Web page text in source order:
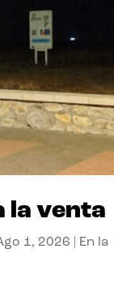
la venta
1, 2026
En la